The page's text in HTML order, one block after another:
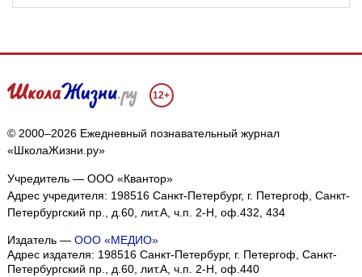
12+
© 2000–2026 Ежедневный познавательный журнал
«ШколаЖизни.ру»
Учредитель — ООО «Квантор»
Адрес учредителя: 198516 Санкт-Петербург, г. Петергоф, Санкт-
Петербургский пр., д.60, лит.А, ч.п. 2-Н, оф.432, 434
Издатель — ООО «МЕДИО»
Адрес издателя: 198516 Санкт-Петербург, г. Петергоф, Санкт-
Петербургский пр., д.60, лит.А, ч.п. 2-Н, оф.440